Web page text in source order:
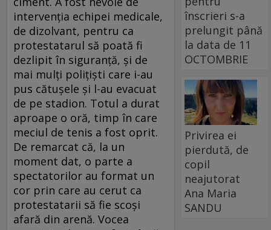
intervenția echipei medicale,
de dizolvant, pentru ca
protestatarul să poată fi
dezlipit în siguranță, și de
mai mulți polițiști care i-au
pus cătușele și l-au evacuat
de pe stadion. Totul a durat
aproape o oră, timp în care
meciul de tenis a fost oprit.
De remarcat că, la un
moment dat, o parte a
spectatorilor au format un
cor prin care au cerut ca
protestatarii să fie scoși
afară din arenă. Vocea
înscrieri s-a
prelungit până
la data de 11
OCTOMBRIE
Privirea ei
pierdută, de
copil
neajutorat
Ana Maria
SANDU